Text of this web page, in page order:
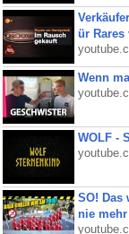
ür Rares
Wenn
WOLF -
SO! Das
nie